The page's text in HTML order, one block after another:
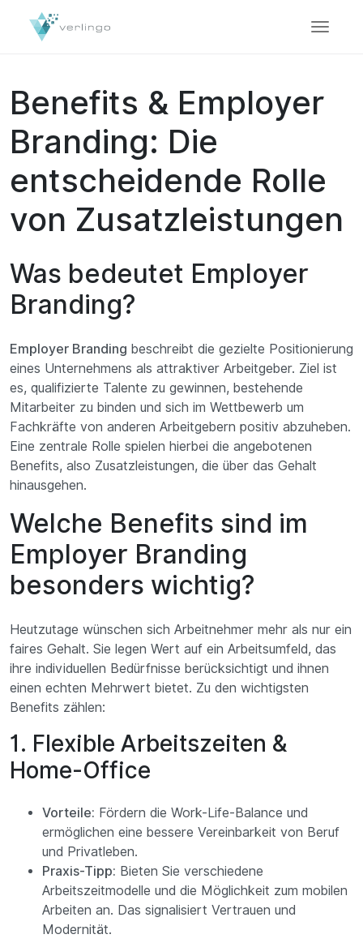
Benefits & Employer
Branding: Die
entscheidende Rolle
von Zusatzleistungen
Was bedeutet Employer
Branding?
Employer Branding beschreibt die gezielte Positionierung
eines Unternehmens als attraktiver Arbeitgeber. Ziel ist
es, qualifizierte Talente zu gewinnen, bestehende
Mitarbeiter zu binden und sich im Wettbewerb um
Fachkräfte von anderen Arbeitgebern positiv abzuheben.
Eine zentrale Rolle spielen hierbei die angebotenen
Benefits, also Zusatzleistungen, die über das Gehalt
hinausgehen.
Welche Benefits sind im
Employer Branding
besonders wichtig?
Heutzutage wünschen sich Arbeitnehmer mehr als nur ein
faires Gehalt. Sie legen Wert auf ein Arbeitsumfeld, das
ihre individuellen Bedürfnisse berücksichtigt und ihnen
einen echten Mehrwert bietet. Zu den wichtigsten
Benefits zählen:
1. Flexible Arbeitszeiten &
Home-Office
Vorteile: Fördern die Work-Life-Balance und
ermöglichen eine bessere Vereinbarkeit von Beruf
und Privatleben.
Praxis-Tipp: Bieten Sie verschiedene
Arbeitszeitmodelle und die Möglichkeit zum mobilen
Arbeiten an. Das signalisiert Vertrauen und
Modernität.